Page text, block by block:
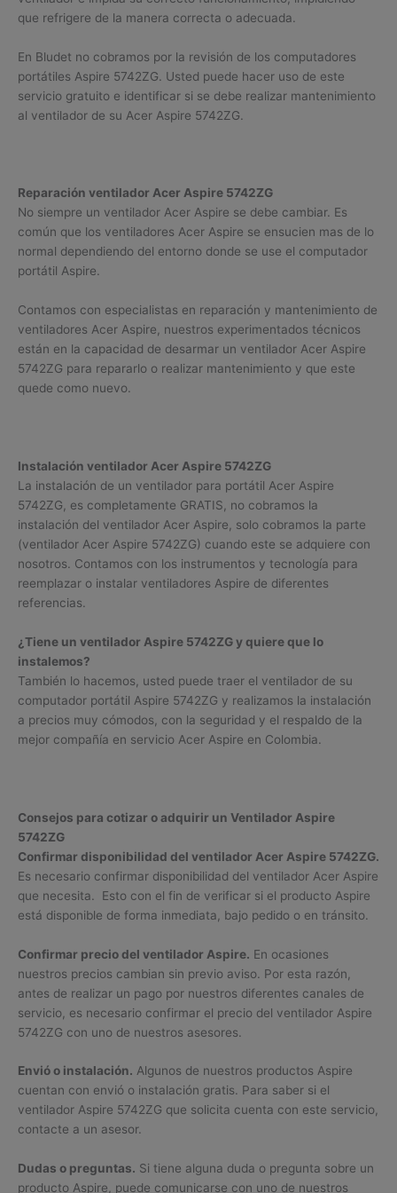
que refrigere de la manera correcta o adecuada.
En Bludet no cobramos por la revisión de los computadores
portátiles Aspire 5742ZG. Usted puede hacer uso de este
servicio gratuito e identificar si se debe realizar mantenimiento
al ventilador de su Acer Aspire 5742ZG.
Reparación ventilador Acer Aspire 5742ZG
No siempre un ventilador Acer Aspire se debe cambiar. Es
común que los ventiladores Acer Aspire se ensucien mas de lo
normal dependiendo del entorno donde se use el computador
portátil Aspire.
Contamos con especialistas en reparación y mantenimiento de
ventiladores Acer Aspire, nuestros experimentados técnicos
están en la capacidad de desarmar un ventilador Acer Aspire
5742ZG para repararlo o realizar mantenimiento y que este
quede como nuevo.
Instalación ventilador Acer Aspire 5742ZG
La instalación de un ventilador para portátil Acer Aspire
5742ZG, es completamente GRATIS, no cobramos la
instalación del ventilador Acer Aspire, solo cobramos la parte
(ventilador Acer Aspire 5742ZG) cuando este se adquiere con
nosotros. Contamos con los instrumentos y tecnología para
reemplazar o instalar ventiladores Aspire de diferentes
referencias.
¿Tiene un ventilador Aspire 5742ZG y quiere que lo
instalemos?
También lo hacemos, usted puede traer el ventilador de su
computador portátil Aspire 5742ZG y realizamos la instalación
a precios muy cómodos, con la seguridad y el respaldo de la
mejor compañía en servicio Acer Aspire en Colombia.
Consejos para cotizar o adquirir un Ventilador Aspire
5742ZG
Confirmar disponibilidad del ventilador Acer Aspire 5742ZG.
Es necesario confirmar disponibilidad del ventilador Acer Aspire
que necesita. Esto con el fin de verificar si el producto Aspire
está disponible de forma inmediata, bajo pedido o en tránsito.
Confirmar precio del ventilador Aspire. En ocasiones
nuestros precios cambian sin previo aviso. Por esta razón,
antes de realizar un pago por nuestros diferentes canales de
servicio, es necesario confirmar el precio del ventilador Aspire
5742ZG con uno de nuestros asesores.
Envió o instalación. Algunos de nuestros productos Aspire
cuentan con envió o instalación gratis. Para saber si el
ventilador Aspire 5742ZG que solicita cuenta con este servicio,
contacte a un asesor.
Dudas o preguntas. Si tiene alguna duda o pregunta sobre un
producto Aspire, puede comunicarse con uno de nuestros